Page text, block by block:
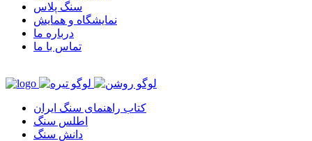
سنگ پلاس
نمایشگاه و همایش
درباره ما
تماس با ما
کتاب راهنمای سنگ ایران
اطلس سنگ
دانش سنگ